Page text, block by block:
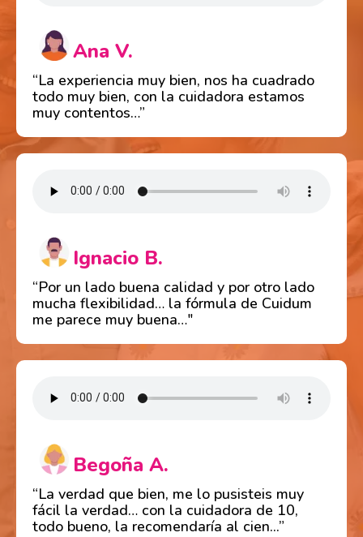
Ana V.
“La experiencia muy bien, nos ha cuadrado
todo muy bien, con la cuidadora estamos
muy contentos…”
Ignacio B.
“Por un lado buena calidad y por otro lado
mucha flexibilidad… la fórmula de Cuidum
me parece muy buena…"
Begoña A.
“La verdad que bien, me lo pusisteis muy
fácil la verdad… con la cuidadora de 10,
todo bueno, la recomendaría al cien...”